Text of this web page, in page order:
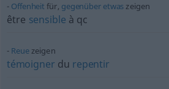
Offenheit für, gegenüber etwaszeigen
être sensible à qc
Reuezeigen
témoigner du repentir